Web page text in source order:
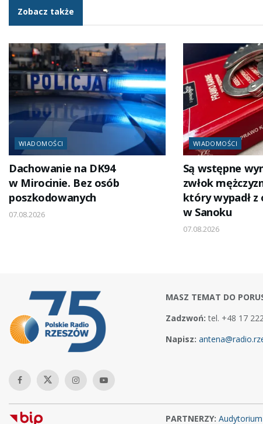
Zobacz także
WIADOMOŚCI
Dachowanie na DK94
w Mirocinie. Bez osób
poszkodowanych
07.08.2026
WIADOMOŚCI
Są wstępne
zwłok
który wypadł
w Sanoku
07.08.2026
MASZ TEMAT DO
Zadzwoń: tel. +48 17
Napisz:
PARTNERZY: